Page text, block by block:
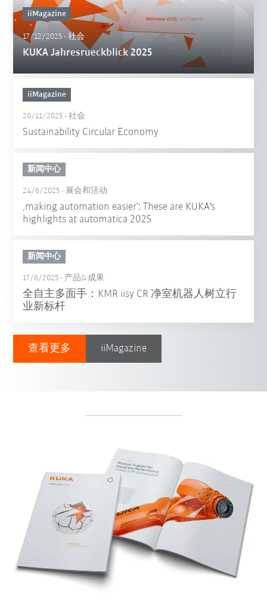
iiMagazine
17/12/2025 -社会
KUKA Jahresrueckblick 2025
iiMagazine
20/11/2025 -社会
Sustainability Circular Economy
新闻中心
24/6/2025 - 展会和活动
‚making automation easier‘: These are KUKA's
highlights at automatica 2025
新闻中心
17/6/2025 - 产品&成果
全自主多面手：KMR iisy CR 净室机器人树立行
业新标杆
查看更多 iiMagazine